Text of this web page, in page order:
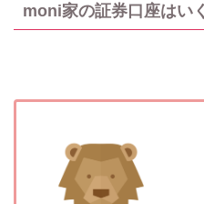
moni家の証券口座はい